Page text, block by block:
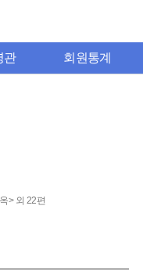
관 회원통계
> 외 22편